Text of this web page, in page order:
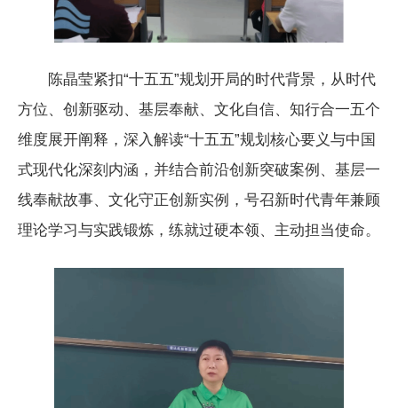
陈晶莹紧扣“十五五”规划开局的时代背景，从时代
方位、创新驱动、基层奉献、文化自信、知行合一五个
维度展开阐释，深入解读“十五五”规划核心要义与中国
式现代化深刻内涵，并结合前沿创新突破案例、基层一
线奉献故事、文化守正创新实例，号召新时代青年兼顾
理论学习与实践锻炼，练就过硬本领、主动担当使命。